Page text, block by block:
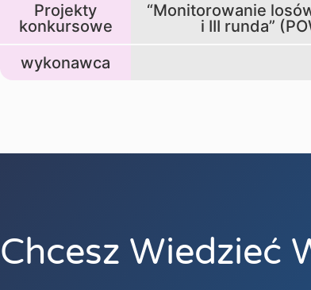
Projekty
konkursowe
“Monitorowanie
i III runda”
wykonawca
Chcesz Wiedzieć